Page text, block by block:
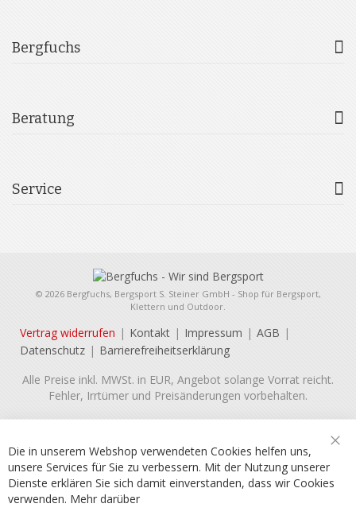
Bergfuchs
Beratung
Service
© 2026 Bergfuchs, Bergsport S. Steiner GmbH - Shop für Bergsport,
Klettern und Outdoor.
Vertrag widerrufen Kontakt Impressum
AGB
Datenschutz
Barrierefreiheitserklärung
Alle Preise inkl. MWSt. in EUR, Angebot solange Vorrat reicht.
Fehler, Irrtümer und Preisänderungen vorbehalten.
Die in unserem Webshop verwendeten Cookies helfen uns,
unsere Services für Sie zu verbessern. Mit der Nutzung unserer
Dienste erklären Sie sich damit einverstanden, dass wir Cookies
verwenden. Mehr darüber